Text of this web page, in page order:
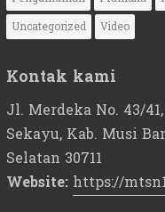
Uncategorized
Video
Kontak kami
Jl. Merdeka No. 43/
Sekayu, Kab. Musi
Selatan 30711
Website: https://